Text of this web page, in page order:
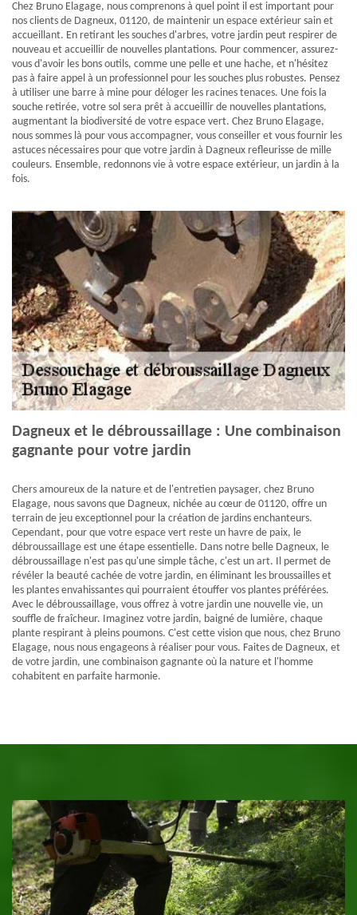
Chez Bruno Elagage, nous comprenons à quel point il est important pour
nos clients de Dagneux, 01120, de maintenir un espace extérieur sain et
accueillant. En retirant les souches d'arbres, votre jardin peut respirer de
nouveau et accueillir de nouvelles plantations. Pour commencer, assurez-
vous d'avoir les bons outils, comme une pelle et une hache, et n'hésitez
pas à faire appel à un professionnel pour les souches plus robustes. Pensez
à utiliser une barre à mine pour déloger les racines tenaces. Une fois la
souche retirée, votre sol sera prêt à accueillir de nouvelles plantations,
augmentant la biodiversité de votre espace vert. Chez Bruno Elagage,
nous sommes là pour vous accompagner, vous conseiller et vous fournir les
astuces nécessaires pour que votre jardin à Dagneux refleurisse de mille
couleurs. Ensemble, redonnons vie à votre espace extérieur, un jardin à la
fois.
Dagneux et le débroussaillage : Une combinaison
gagnante pour votre jardin
Chers amoureux de la nature et de l'entretien paysager, chez Bruno
Elagage, nous savons que Dagneux, nichée au cœur de 01120, offre un
terrain de jeu exceptionnel pour la création de jardins enchanteurs.
Cependant, pour que votre espace vert reste un havre de paix, le
débroussaillage est une étape essentielle. Dans notre belle Dagneux, le
débroussaillage n'est pas qu'une simple tâche, c'est un art. Il permet de
révéler la beauté cachée de votre jardin, en éliminant les broussailles et
les plantes envahissantes qui pourraient étouffer vos plantes préférées.
Avec le débroussaillage, vous offrez à votre jardin une nouvelle vie, un
souffle de fraîcheur. Imaginez votre jardin, baigné de lumière, chaque
plante respirant à pleins poumons. C'est cette vision que nous, chez Bruno
Elagage, nous nous engageons à réaliser pour vous. Faites de Dagneux, et
de votre jardin, une combinaison gagnante où la nature et l'homme
cohabitent en parfaite harmonie.